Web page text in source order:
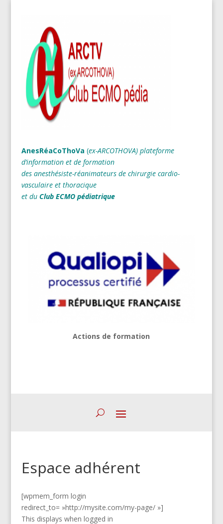
AnesRéaCoThoVa (ex-ARCOTHOVA) plateforme
d’information et de formation
des anesthésiste-réanimateurs de chirurgie cardio-
vasculaire et thoracique
et du Club ECMO pédiatrique
Actions de formation
Espace adhérent
[wpmem_form login
redirect_to= »http://mysite.com/my-page/ »]
This displays when logged in